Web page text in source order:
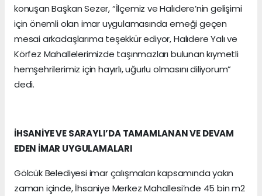
konuşan Başkan Sezer, “İlçemiz ve Halıdere’nin gelişimi
için önemli olan imar uygulamasında emeği geçen
mesai arkadaşlarıma teşekkür ediyor, Halıdere Yalı ve
Körfez Mahallelerimizde taşınmazları bulunan kıymetli
hemşehrilerimiz için hayırlı, uğurlu olmasını diliyorum”
dedi.
İHSANİYE VE SARAYLI’DA TAMAMLANAN VE DEVAM
EDEN İMAR UYGULAMALARI
Gölcük Belediyesi imar çalışmaları kapsamında yakın
zaman içinde, İhsaniye Merkez Mahallesi’nde 45 bin m2